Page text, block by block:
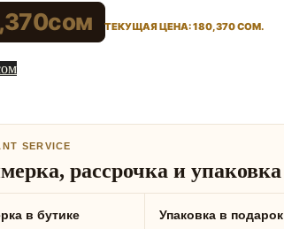
сом ТЕКУЩАЯ ЦЕНА: 180,370 СОМ.
SERVICE
рассрочка и упаковка
в бутике Упаковка в подарок